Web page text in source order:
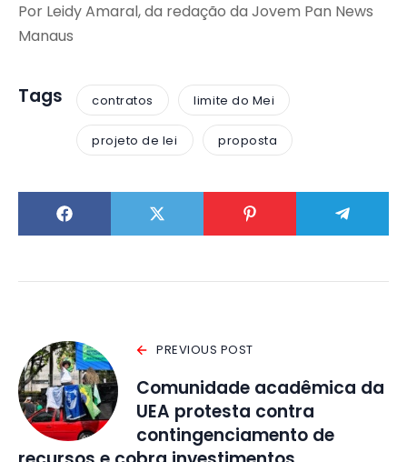
Por Leidy Amaral, da redação da Jovem Pan News
Manaus
Tags contratos limite do Mei
projeto de lei proposta
PREVIOUS POST
Comunidade acadêmica da
UEA protesta contra
contingenciamento de